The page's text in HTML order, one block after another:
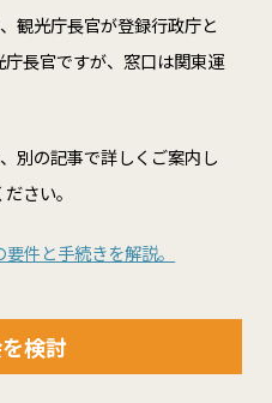
観光庁長官が登録行政庁と
長官ですが、窓口は関東運
別の記事で詳しくご案内し
さい。
件と手続きを解説。
検討